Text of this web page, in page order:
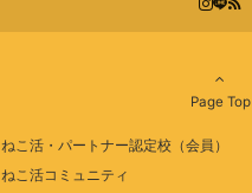
Page Top
ねこ活・パートナー認定校（会員）
ねこ活コミュニティ